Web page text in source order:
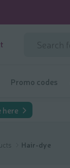
Promo codes
Hair-dye